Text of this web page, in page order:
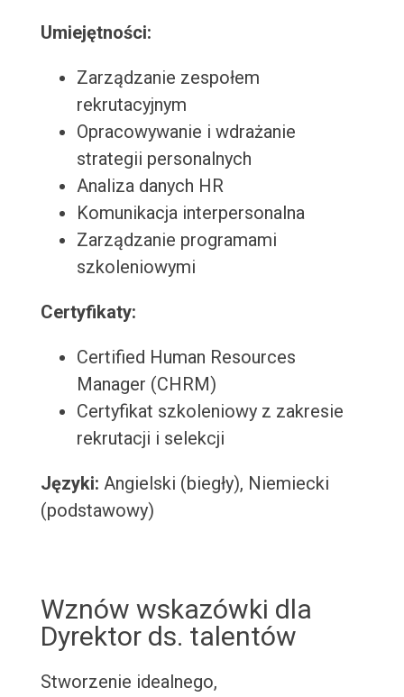
Umiejętności:
Zarządzanie zespołem
rekrutacyjnym
Opracowywanie i wdrażanie
strategii personalnych
Analiza danych HR
Komunikacja interpersonalna
Zarządzanie programami
szkoleniowymi
Certyfikaty:
Certified Human Resources
Manager (CHRM)
Certyfikat szkoleniowy z zakresie
rekrutacji i selekcji
Języki: Angielski (biegły), Niemiecki
(podstawowy)
Wznów wskazówki dla
Dyrektor ds. talentów
Stworzenie idealnego,